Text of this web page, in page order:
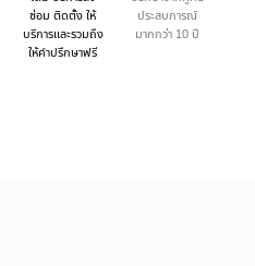
ซ่อม ติดตั้ง ให้
บริการและรวมถึง
ให้คำปรึกษาฟรี
ประสบการณ์
มากกว่า 10 ปี